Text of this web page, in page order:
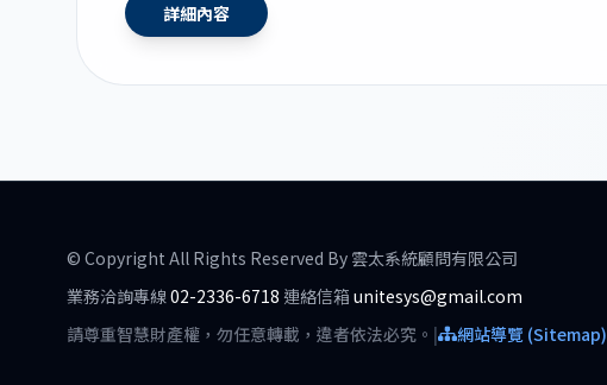
詳細內容
© Copyright All Rights Reserved By 雲太系統顧問有限公司
業務洽詢專線02-2336-6718 連絡信箱 unitesys@gmail.com
請尊重智慧財產權，勿任意轉載，違者依法必究。 | 網站導覽 (Sitemap)